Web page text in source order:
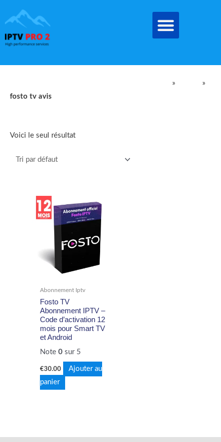
au
contenu
»
»
fosto tv avis
Voici le seul résultat
Abonnement Iptv
Fosto TV
Abonnement IPTV –
Code d’activation 12
mois pour Smart TV
et Android
Note0 sur 5
€30.00
Ajouter au
panier